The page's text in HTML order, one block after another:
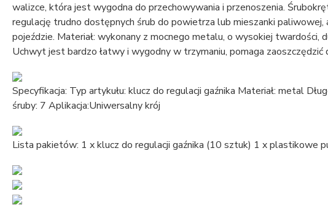
walizce, która jest wygodna do przechowywania i przenoszenia.
regulację trudno dostępnych śrub do powietrza lub mieszanki paliwowej,
pojeździe. Materiał: wykonany z mocnego metalu, o wysokiej twardości,
Uchwyt jest bardzo łatwy i wygodny w trzymaniu, pomaga zaoszczędzić
Specyfikacja: Typ artykułu: klucz do regulacji gaźnika Materiał: metal
śruby: 7 Aplikacja:Uniwersalny krój
Lista pakietów: 1 x klucz do regulacji gaźnika (10 sztuk) 1 x plastikowe